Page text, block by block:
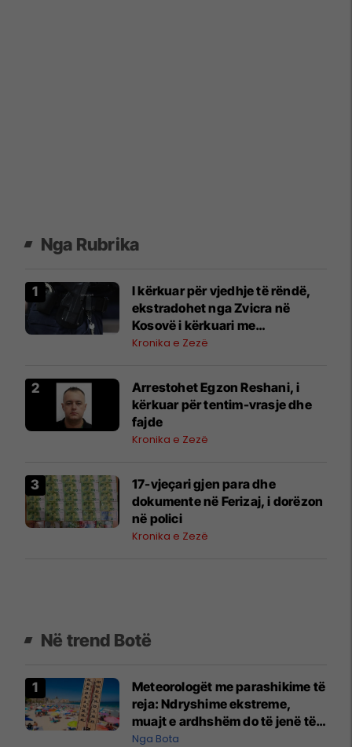
Nga Rubrika
I kërkuar për vjedhje të rëndë,
ekstradohet nga Zvicra në
Kosovë i kërkuari me
letërreshtim ndërkombëtar
Kronika e Zezë
Arrestohet Egzon Reshani, i
kërkuar për tentim-vrasje dhe
fajde
Kronika e Zezë
17-vjeçari gjen para dhe
dokumente në Ferizaj, i dorëzon
në polici
Kronika e Zezë
Në trend Botë
Meteorologët me parashikime të
reja: Ndryshime ekstreme,
muajt e ardhshëm do të jenë të
pazakontë
Nga Bota